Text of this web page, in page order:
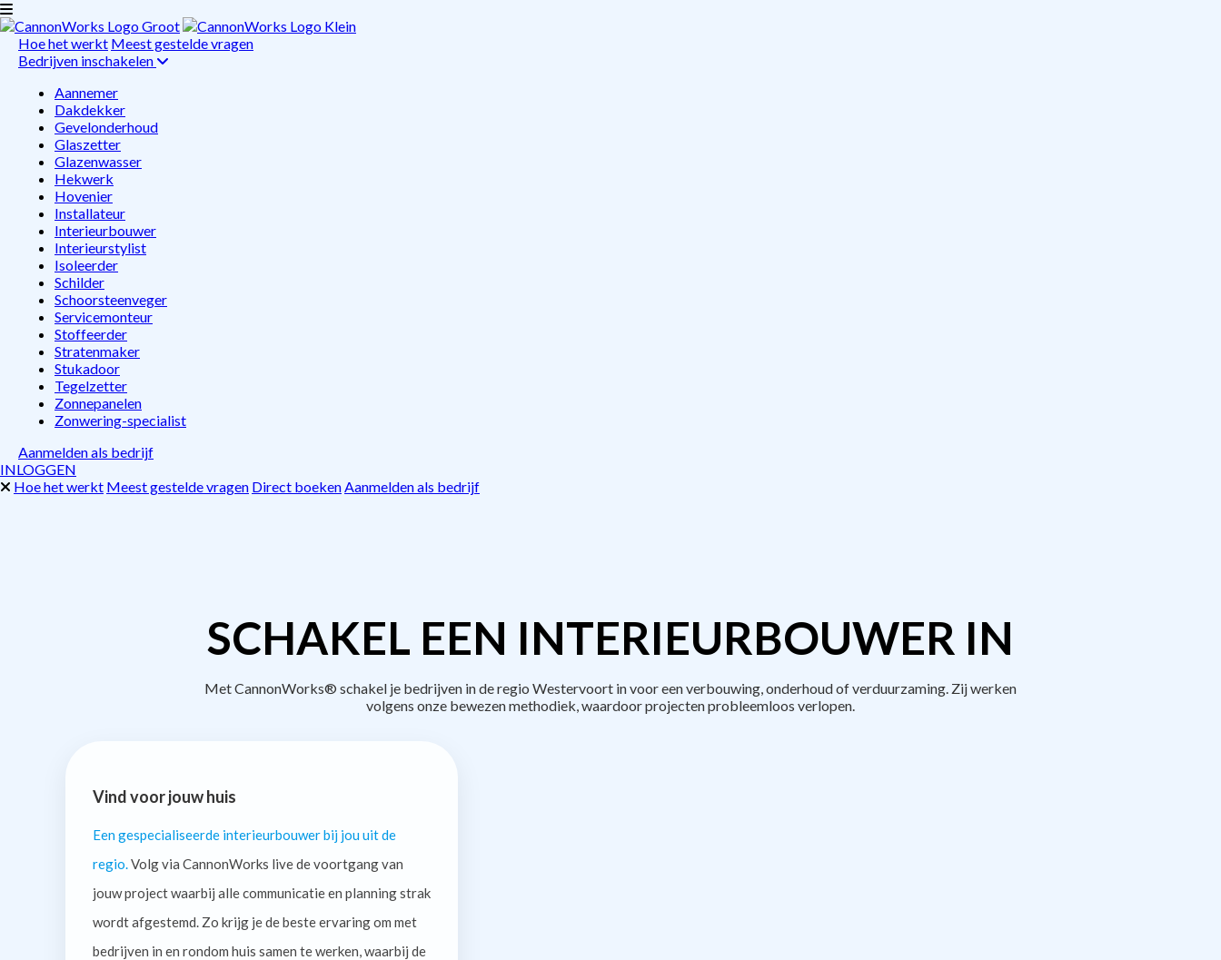
Hoe het werkt Meest gestelde vragen
Bedrijven inschakelen
Aannemer
Dakdekker
Gevelonderhoud
Glaszetter
Glazenwasser
Hekwerk
Hovenier
Installateur
Interieurbouwer
Interieurstylist
Isoleerder
Schilder
Schoorsteenveger
Servicemonteur
Stoffeerder
Stratenmaker
Stukadoor
Tegelzetter
Zonnepanelen
Zonwering-specialist
Aanmelden als bedrijf
INLOGGEN
Hoe het werkt Meest gestelde vragen Direct boekenAanmelden als bedrijf
SCHAKEL EEN INTERIEURBOUWER IN
Met CannonWorks® schakel je bedrijven in de regio Westervoort in voor een verbouwing, onderhoud of verduurzaming. Zij werken
volgens onze bewezen methodiek, waardoor projecten probleemloos verlopen.
Vind voor jouw huis
Een gespecialiseerde interieurbouwer bij jou uit de
regio. Volg via CannonWorks live de voortgang van
jouw project waarbij alle communicatie en planning strak
wordt afgestemd. Zo krijg je de beste ervaring om met
bedrijven in en rondom huis samen te werken, waarbij de